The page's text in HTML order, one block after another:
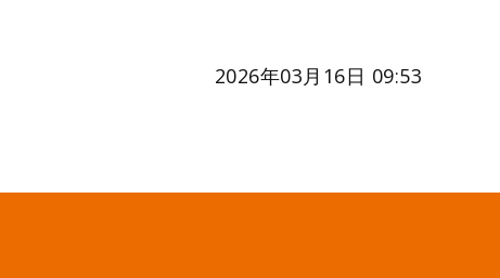
2026年03月16日 09:53